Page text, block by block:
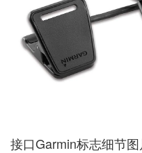
接口Garmin标志细节图